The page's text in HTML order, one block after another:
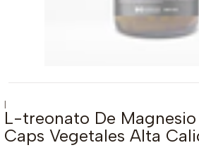
|
L-treonato De
Caps Vegetales Alta